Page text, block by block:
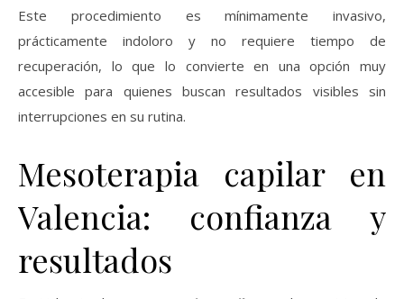
Este procedimiento es mínimamente invasivo,
prácticamente indoloro y no requiere tiempo de
recuperación, lo que lo convierte en una opción muy
accesible para quienes buscan resultados visibles sin
interrupciones en su rutina.
Mesoterapia capilar en
Valencia: confianza y
resultados